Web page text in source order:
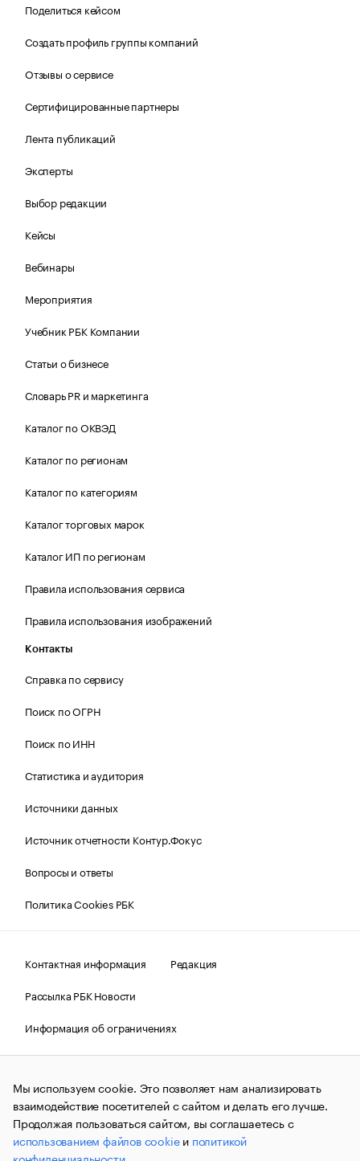
Поделиться кейсом
Создать профиль группы компаний
Отзывы о сервисе
Сертифицированные партнеры
Лента публикаций
Эксперты
Выбор редакции
Кейсы
Вебинары
Мероприятия
Учебник РБК Компании
Статьи о бизнесе
Словарь PR и маркетинга
Каталог по ОКВЭД
Каталог по регионам
Каталог по категориям
Каталог торговых марок
Каталог ИП по регионам
Правила использования сервиса
Правила использования изображений
Контакты
Справка по сервису
Поиск по ОГРН
Поиск по ИНН
Статистика и аудитория
Источники данных
Источник отчетности Контур.Фокус
Вопросы и ответы
Политика Cookies РБК
Контактная информация
Редакция
Рассылка РБК Новости
Информация об ограничениях
Правовая информация
О соблюдении авторских прав
© АО «РОСБИЗНЕСКОНСАЛТИНГ»,1995–2026.Сообщения
и материалы информационного агентства «РБК»
(зарегистрировано Федеральной службой по надзору в сфере
связи, информационных технологий и массовых
коммуникаций (Роскомнадзор) 09.12.2015 за номером ИА
№ФС77-63848) сопровождаются пометкой «РБК». Отдельные
Мы используем cookie. Это позволяет нам анализировать
взаимодействие посетителей с сайтом и делать его лучше.
Продолжая пользоваться сайтом, вы соглашаетесь с
использованием файлов cookieи политикой